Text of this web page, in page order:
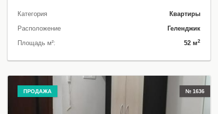
Категория
Квартиры
Расположение
Геленджик
Площадь м²:
52 м2
ПРОДАЖА № 1636